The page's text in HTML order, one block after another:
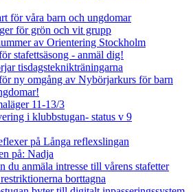
för våra barn och ungdomar
för grön och vit grupp
av Orientering Stockholm
stafettsäsong - anmäl dig!
tisdagsteknikträningarna
ny omgång av Nybörjarkurs för barn
11-13/3
i klubbstugan- status v 9
på Långa reflexslingan
på: Nadja
du anmäla intresse till vårens stafetter
borttagna